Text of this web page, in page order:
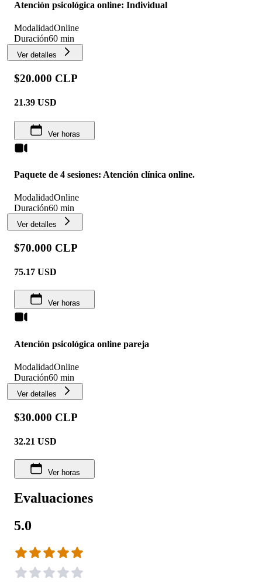
Atención psicológica online: Individual
ModalidadOnline
Duración60 min
Ver detalles
$20.000 CLP
21.39 USD
Ver horas
Paquete de 4 sesiones: Atención clínica online.
ModalidadOnline
Duración60 min
Ver detalles
$70.000 CLP
75.17 USD
Ver horas
Atención psicológica online pareja
ModalidadOnline
Duración60 min
Ver detalles
$30.000 CLP
32.21 USD
Ver horas
Evaluaciones
5.0